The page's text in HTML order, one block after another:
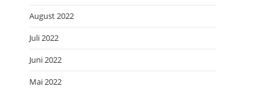
August 2022
Juli 2022
Juni 2022
Mai 2022